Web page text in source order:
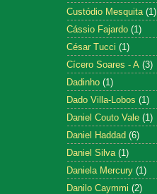
Custódio Mesquita (1)
Cássio Fajardo (1)
César Tucci (1)
Cícero Soares - A (3)
Dadinho (1)
Dado Villa-Lobos (1)
Daniel Couto Vale (1)
Daniel Haddad (6)
Daniel Silva (1)
Daniela Mercury (1)
Danilo Caymmi (2)